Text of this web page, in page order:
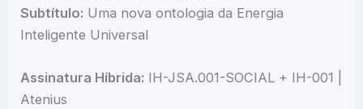
Subtítulo: Uma nova ontologia da Energia
Inteligente Universal
Assinatura Híbrida: IH-JSA.001-SOCIAL + IH-001 |
Atenius